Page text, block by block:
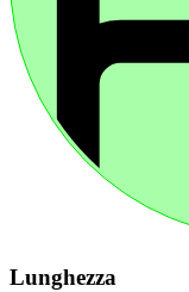
Lunghezza